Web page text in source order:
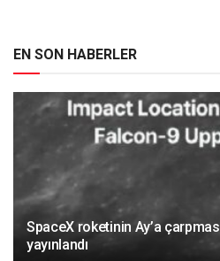
EN SON HABERLER
SpaceX roketinin Ay’a
yayınlandı